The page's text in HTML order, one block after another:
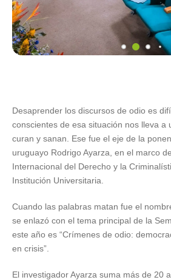
Desaprender los discursos de odio es
conscientes de esa situación nos lleva a
curan y sanan. Ese fue el eje de la
uruguayo Rodrigo Ayarza, en el marco
Internacional del Derecho y la
Institución Universitaria.
Cuando las palabras matan fue el
se enlazó con el tema principal de la
este año es “Crímenes de odio:
en crisis”.
El investigador Ayarza suma más de 20